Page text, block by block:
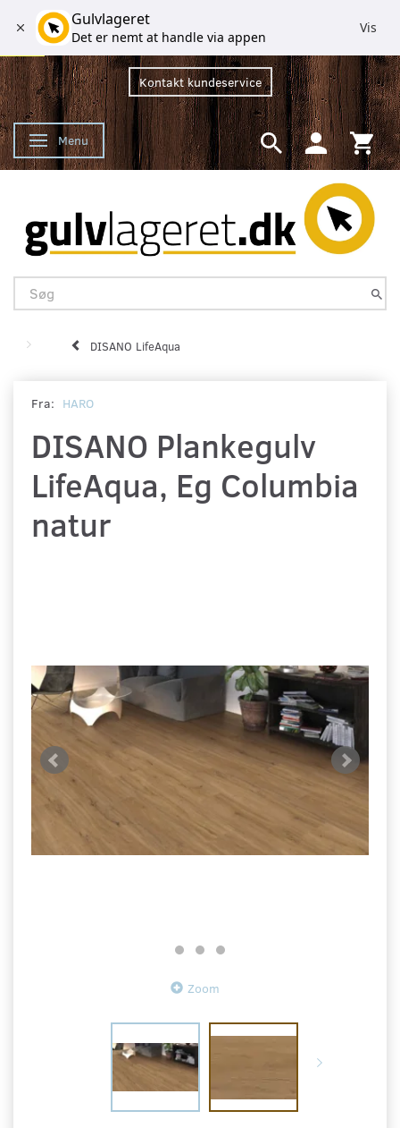
Kontakt kundeservice
Skifte navigation
Menu
DISANO LifeAqua
Fra: HARO
DISANO Plankegulv
LifeAqua, Eg Columbia
natur
Zoom
Gulvlageret
Det er nemt at handle via appen
Vis